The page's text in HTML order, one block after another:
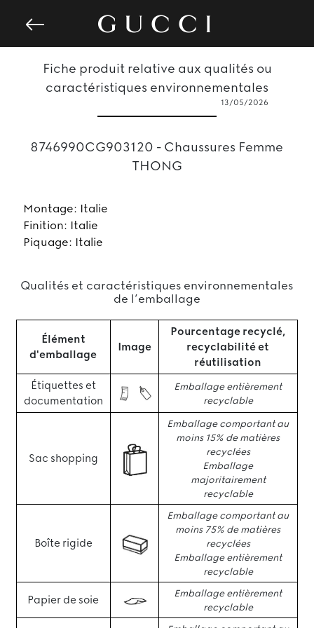
Fiche produit relative aux qualités ou
caractéristiques environnementales
13/05/2026
8746990CG903120 - Chaussures Femme
THONG
Montage: Italie
Finition: Italie
Piquage: Italie
Qualités et caractéristiques environnementales
de l’emballage
Élément
d'emballage
Image
Pourcentage recyclé,
recyclabilité et
réutilisation
Étiquettes et
documentation
Emballage entièrement
recyclable
Sac shopping
Emballage comportant au
moins 15% de matières
recyclées
Emballage
majoritairement
recyclable
Boîte rigide
Emballage comportant au
moins 75% de matières
recyclées
Emballage entièrement
recyclable
Papier de soie
Emballage entièrement
recyclable